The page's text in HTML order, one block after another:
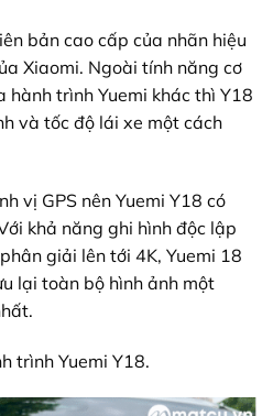
bản cao cấp của nhãn hiệu
Xiaomi. Ngoài tính năng cơ
hành trình Yuemi khác thì Y18
và tốc độ lái xe một cách
vị GPS nên Yuemi Y18 có
khả năng ghi hình độc lập
giải lên tới 4K, Yuemi 18
lại toàn bộ hình ảnh một
trình Yuemi Y18.